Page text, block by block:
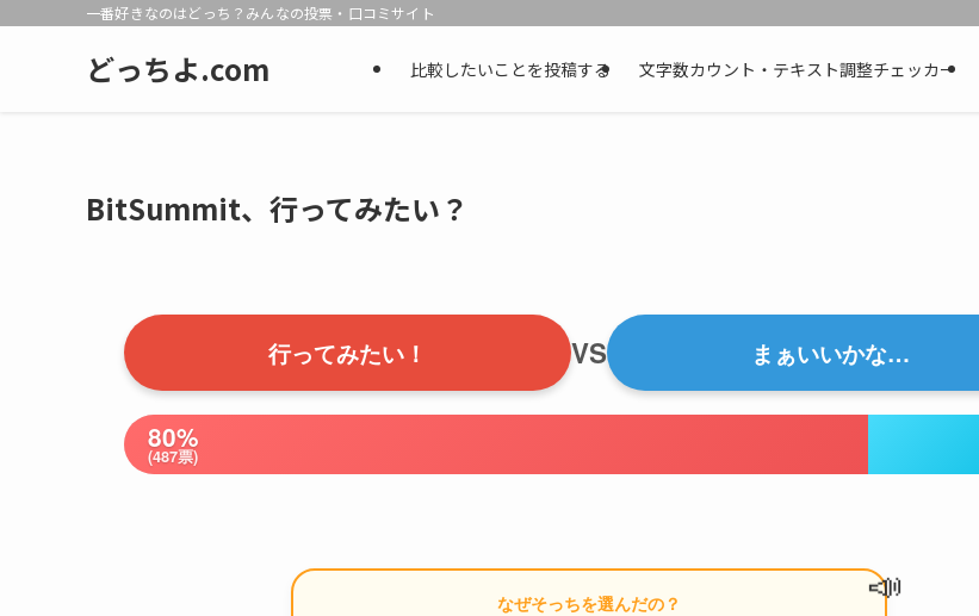
一番好きなのはどっち？みんなの投票・口コミサイト
どっちよ.com 比較したいことを投稿する 文字数カウント・テキスト調整チェッカー
BitSummit、行ってみたい？
行ってみたい！ VS まぁいいかな…
80%
(487票)
なぜそっちを選んだの？ 📣